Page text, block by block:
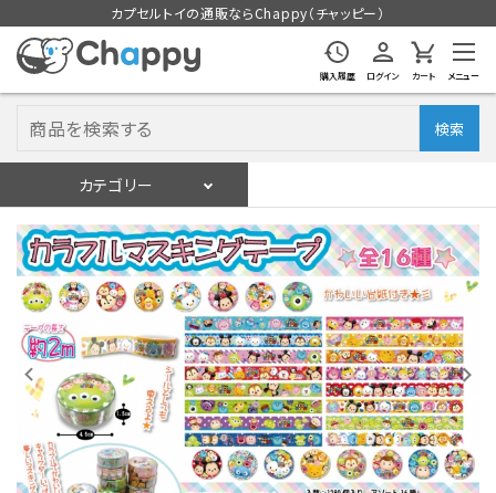
カプセルトイの通販ならChappy（チャッピー）
購入履歴 ログイン カート メニュー
検索
カテゴリー
ログイン 会員登録
入荷スケジュールをチェック
カプセルトイマシン本体
カプセルトイ
販促用空カプセル